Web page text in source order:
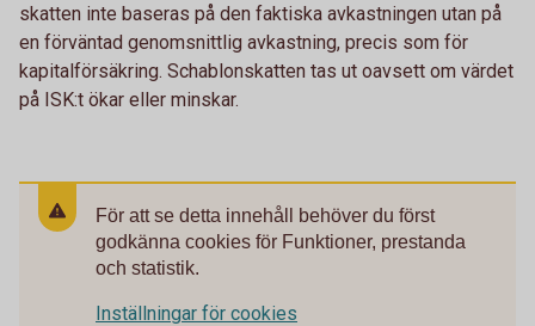
skatten inte baseras på den faktiska avkastningen utan på
en förväntad genomsnittlig avkastning, precis som för
kapitalförsäkring. Schablonskatten tas ut oavsett om värdet
på ISK:t ökar eller minskar.
För att se detta innehåll behöver du först
godkänna cookies för Funktioner, prestanda
och statistik.
Inställningar för cookies